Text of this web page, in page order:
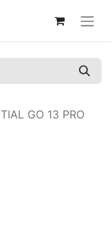
GO 13 PRO